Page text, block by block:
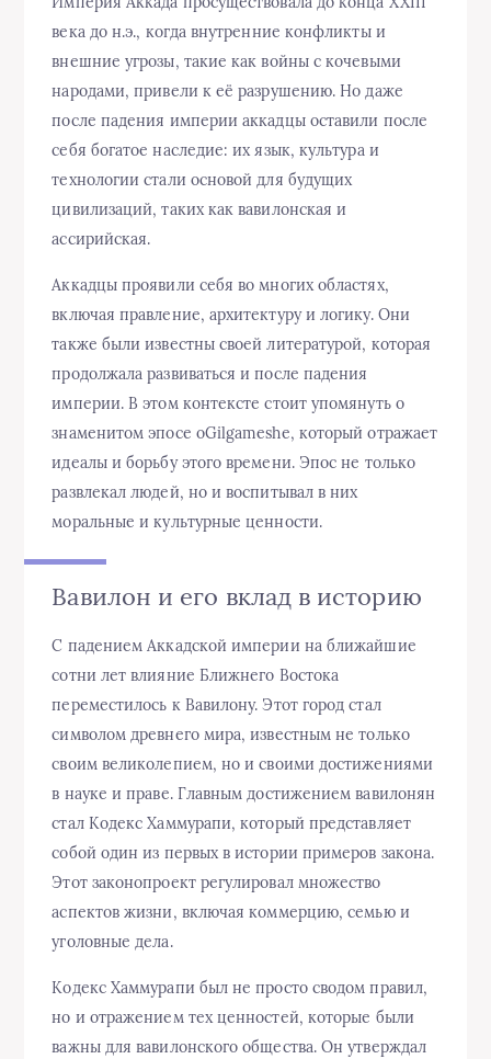
века до н.э., когда внутренние конфликты и
внешние угрозы, такие как войны с кочевыми
народами, привели к её разрушению. Но даже
после падения империи аккадцы оставили после
себя богатое наследие: их язык, культура и
технологии стали основой для будущих
цивилизаций, таких как вавилонская и
ассирийская.
Аккадцы проявили себя во многих областях,
включая правление, архитектуру и логику. Они
также были известны своей литературой, которая
продолжала развиваться и после падения
империи. В этом контексте стоит упомянуть о
знаменитом эпосе оGilgameshe, который отражает
идеалы и борьбу этого времени. Эпос не только
развлекал людей, но и воспитывал в них
моральные и культурные ценности.
Вавилон и его вклад в историю
С падением Аккадской империи на ближайшие
сотни лет влияние Ближнего Востока
переместилось к Вавилону. Этот город стал
символом древнего мира, известным не только
своим великолепием, но и своими достижениями
в науке и праве. Главным достижением вавилонян
стал Кодекс Хаммурапи, который представляет
собой один из первых в истории примеров закона.
Этот законопроект регулировал множество
аспектов жизни, включая коммерцию, семью и
уголовные дела.
Кодекс Хаммурапи был не просто сводом правил,
но и отражением тех ценностей, которые были
важны для вавилонского общества. Он утверждал